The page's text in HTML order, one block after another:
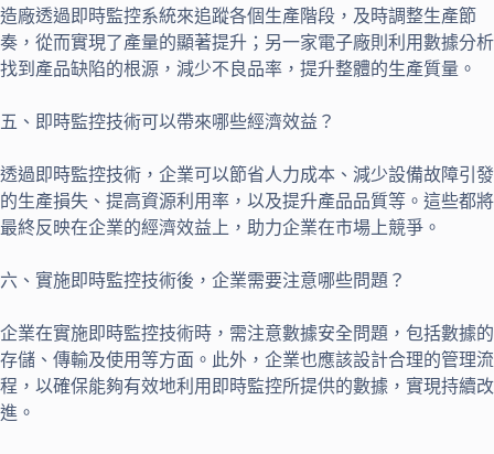
造廠透過即時監控系統來追蹤各個生產階段，及時調整生產節
奏，從而實現了產量的顯著提升；另一家電子廠則利用數據分析
找到產品缺陷的根源，減少不良品率，提升整體的生產質量。
五、即時監控技術可以帶來哪些經濟效益？
透過即時監控技術，企業可以節省人力成本、減少設備故障引發
的生產損失、提高資源利用率，以及提升產品品質等。這些都將
最終反映在企業的經濟效益上，助力企業在市場上競爭。
六、實施即時監控技術後，企業需要注意哪些問題？
企業在實施即時監控技術時，需注意數據安全問題，包括數據的
存儲、傳輸及使用等方面。此外，企業也應該設計合理的管理流
程，以確保能夠有效地利用即時監控所提供的數據，實現持續改
進。